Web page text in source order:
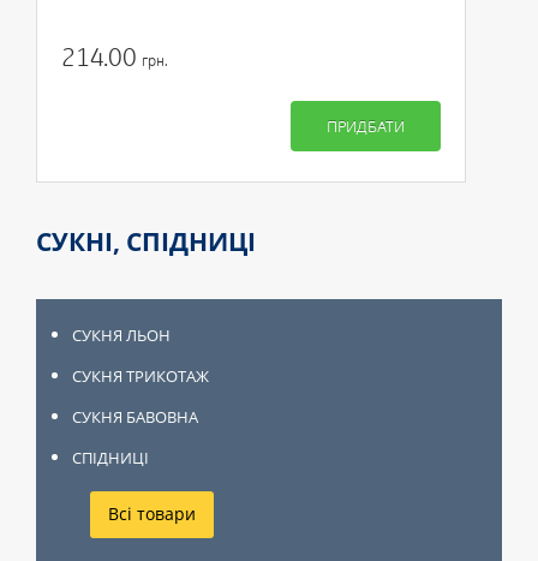
214.00 грн.
ПРИДБАТИ
СУКНІ, СПІДНИЦІ
СУКНЯ ЛЬОН
СУКНЯ ТРИКОТАЖ
СУКНЯ БАВОВНА
СПІДНИЦІ
Всі товари